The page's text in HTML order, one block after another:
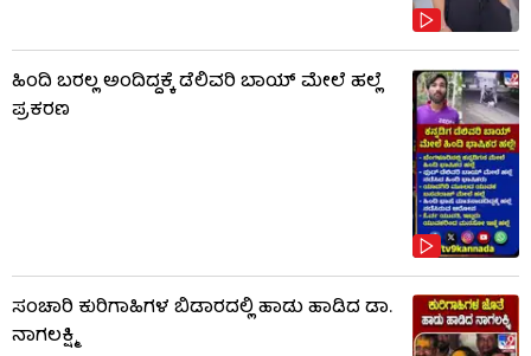
ಹಿಂದಿ ಬರಲ್ಲ ಅಂದಿದ್ದಕ್ಕೆ ಡೆಲಿವರಿ ಬಾಯ್‌ ಮೇಲೆ ಹಲ್ಲೆ
ಪ್ರಕರಣ
ಸಂಚಾರಿ ಕುರಿಗಾಹಿಗಳ ಬಿಡಾರದಲ್ಲಿ ಹಾಡು ಹಾಡಿದ ಡಾ.
ನಾಗಲಕ್ಷ್ಮಿ